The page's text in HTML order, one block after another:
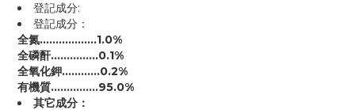
登記成分:
登記成分：
全氮………………1.0%
全磷酐……………0.1%
全氧化鉀…………0.2%
有機質……………95.0%
其它成分：